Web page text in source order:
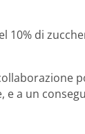
10% di
e a un